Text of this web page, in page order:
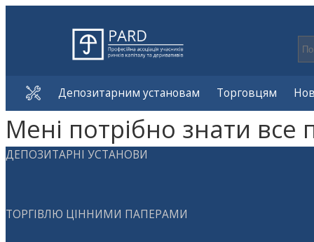
Депозитарним установам Торговцям
Мені потрібно знати все
ДЕПОЗИТАРНІ УСТАНОВИ
ТОРГІВЛЮ ЦІННИМИ ПАПЕРАМИ